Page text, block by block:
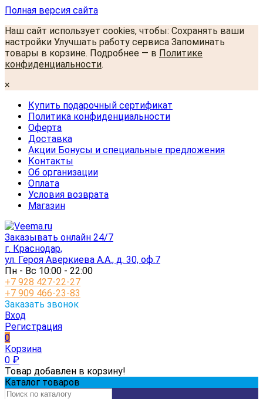
Полная версия сайта
Наш сайт использует cookies, чтобы: Сохранять ваши
настройки Улучшать работу сервиса Запоминать
товары в корзине. Подробнее — в Политике
конфиденциальности.
×
Купить подарочный сертификат
Политика конфиденциальности
Оферта
Доставка
Акции Бонусы и специальные предложения
Контакты
Об организации
Оплата
Условия возврата
Магазин
Заказывать онлайн 24/7
г. Краснодар,
ул. Героя Аверкиева А.А., д. 30, оф.7
Пн - Вс 10:00 - 22:00
+7 928 427-22-27
+7 909 466-23-83
Заказать звонок
Вход
Регистрация
0
Корзина
0 ₽
Товар добавлен в корзину!
Каталог товаров